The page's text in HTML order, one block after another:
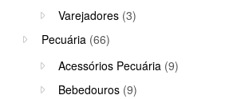
Varejadores (3)
Pecuária (66)
Acessórios Pecuária (9)
Bebedouros (9)